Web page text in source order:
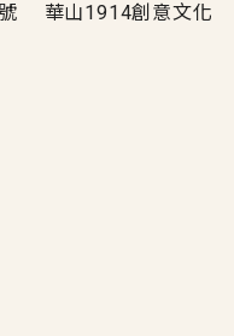
華山1914創意文化